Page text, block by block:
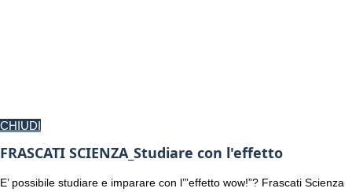
CHIUDI
FRASCATI SCIENZA_Studiare con l'effetto
E’ possibile studiare e imparare con l’”effetto wow!”? Frascati Scienza